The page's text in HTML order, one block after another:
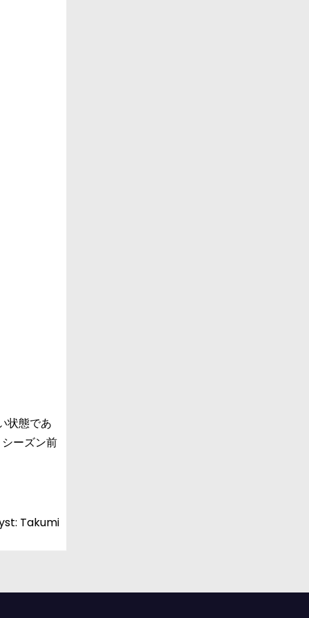
状態であ
ーズン前
Takumi